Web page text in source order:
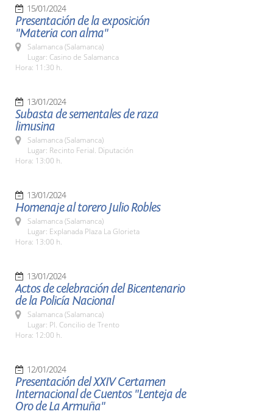
15/01/2024
Presentación de la exposición
"Materia con alma"
Salamanca (Salamanca)
Lugar: Casino de Salamanca
Hora: 11:30 h.
13/01/2024
Subasta de sementales de raza
limusina
Salamanca (Salamanca)
Lugar: Recinto Ferial. Diputación
Hora: 13:00 h.
13/01/2024
Homenaje al torero Julio Robles
Salamanca (Salamanca)
Lugar: Explanada Plaza La Glorieta
Hora: 13:00 h.
13/01/2024
Actos de celebración del Bicentenario
de la Policía Nacional
Salamanca (Salamanca)
Lugar: Pl. Concilio de Trento
Hora: 12:00 h.
12/01/2024
Presentación del XXIV Certamen
Internacional de Cuentos "Lenteja de
Oro de La Armuña"